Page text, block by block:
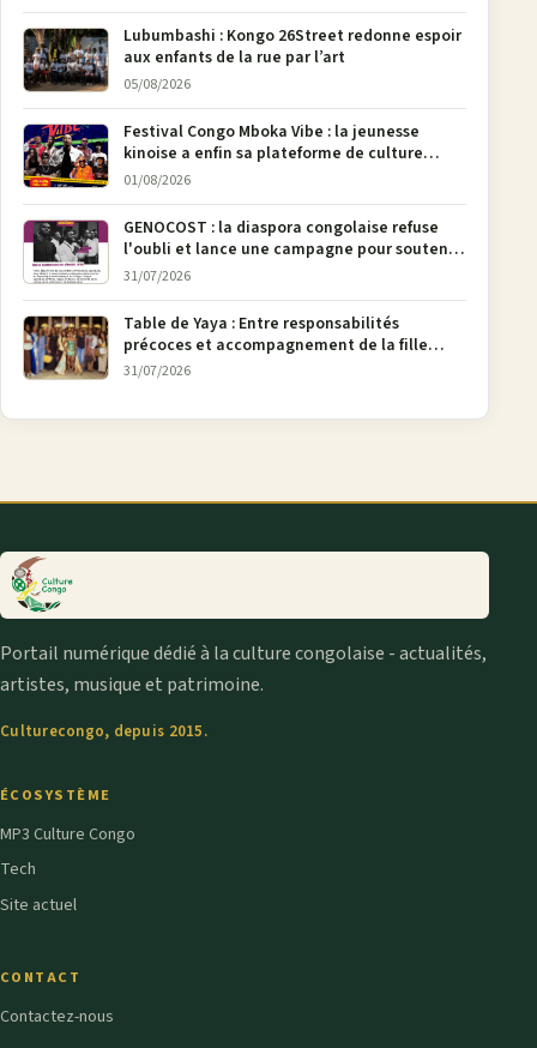
Lubumbashi : Kongo 26Street redonne espoir
aux enfants de la rue par l’art
05/08/2026
Festival Congo Mboka Vibe : la jeunesse
kinoise a enfin sa plateforme de culture
urbaine
01/08/2026
GENOCOST : la diaspora congolaise refuse
l'oubli et lance une campagne pour soutenir
la pétition FONAREV depuis Bruxelles
31/07/2026
Table de Yaya : Entre responsabilités
précoces et accompagnement de la fille
aînée, la diaspora en débat
31/07/2026
Portail numérique dédié à la culture congolaise - actualités,
artistes, musique et patrimoine.
Culturecongo, depuis 2015.
ÉCOSYSTÈME
MP3 Culture Congo
Tech
Site actuel
CONTACT
Contactez-nous